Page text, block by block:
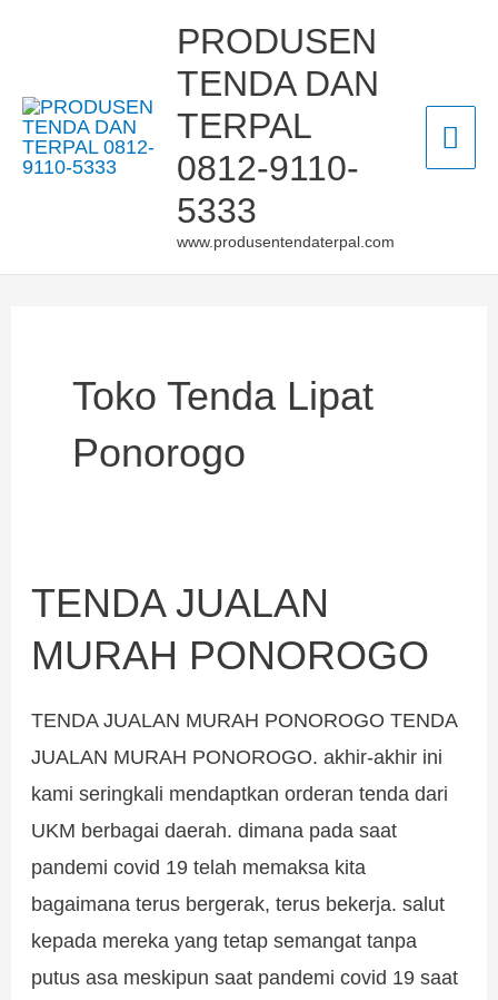
PRODUSEN
TENDA DAN
TERPAL
0812-9110-
5333
www.produsentendaterpal.com
Toko Tenda Lipat
Ponorogo
TENDA JUALAN
MURAH PONOROGO
TENDA JUALAN MURAH PONOROGO TENDA
JUALAN MURAH PONOROGO. akhir-akhir ini
kami seringkali mendaptkan orderan tenda dari
UKM berbagai daerah. dimana pada saat
pandemi covid 19 telah memaksa kita
bagaimana terus bergerak, terus bekerja. salut
kepada mereka yang tetap semangat tanpa
putus asa meskipun saat pandemi covid 19 saat
TENDA
MURAH